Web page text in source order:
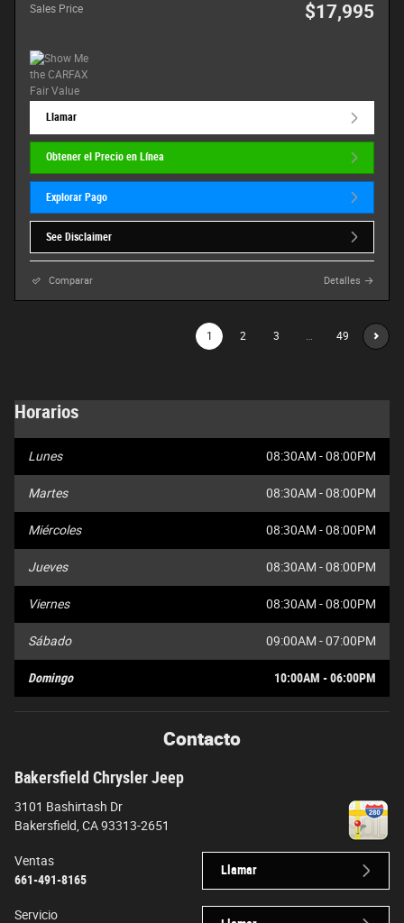
Sales Price $17,995
Llamar
Obtener el Precio en Línea
Explorar Pago
See Disclaimer
Comparar Detalles
1 2 3 … 49
Horarios
Lunes 08:30AM - 08:00PM
Martes 08:30AM - 08:00PM
Miércoles 08:30AM - 08:00PM
Jueves 08:30AM - 08:00PM
Viernes 08:30AM - 08:00PM
Sábado 09:00AM - 07:00PM
Domingo 10:00AM - 06:00PM
Contacto
Bakersfield Chrysler Jeep
3101 Bashirtash Dr
Bakersfield CA93313-2651
Llamar
Ventas
661-491-8165
Servicio